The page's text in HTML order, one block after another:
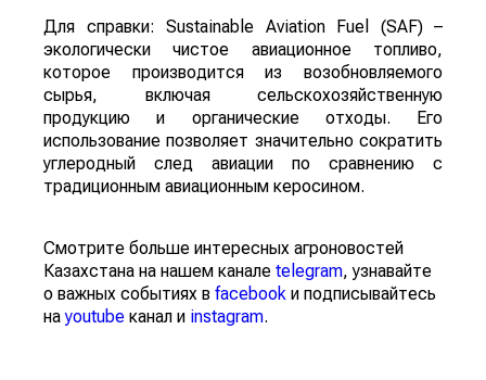
Для справки: Sustainable Aviation Fuel (SAF) –
экологически чистое авиационное топливо,
которое производится из возобновляемого
сырья, включая сельскохозяйственную
продукцию и органические отходы. Его
использование позволяет значительно сократить
углеродный след авиации по сравнению с
традиционным авиационным керосином.
Смотрите больше интересных агроновостей
Казахстана на нашем канале telegram, узнавайте
о важных событиях в facebook и подписывайтесь
наyoutube канал и instagram.